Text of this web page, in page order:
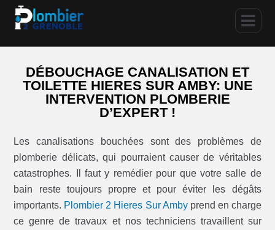
DÉBOUCHAGE CANALISATION ET
TOILETTE HIERES SUR AMBY: UNE
INTERVENTION PLOMBERIE
D’EXPERT !
Les canalisations bouchées sont des problèmes de
plomberie délicats, qui pourraient causer de véritables
catastrophes. Il faut y remédier pour que votre salle de
bain reste toujours propre et pour éviter les dégâts
importants. Plombier 2 Hieres Sur Ambyprend en charge
ce genre de travaux et nos techniciens travaillent sur